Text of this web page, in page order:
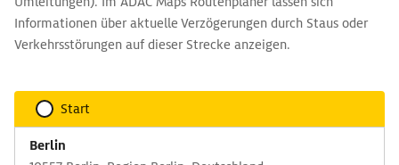
Informationen über aktuelle Verzögerungen durch Staus oder
Verkehrsstörungen auf dieser Strecke anzeigen.
Start
Berlin